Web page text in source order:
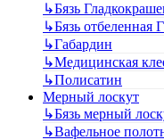
↳Бязь
↳Бязь
↳Габардин
↳Медицинская
↳Полисатин
Мерный лоскут
↳Бязь мерный
↳Вафельное